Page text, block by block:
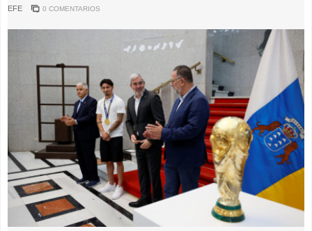
EFE 0 COMENTARIOS